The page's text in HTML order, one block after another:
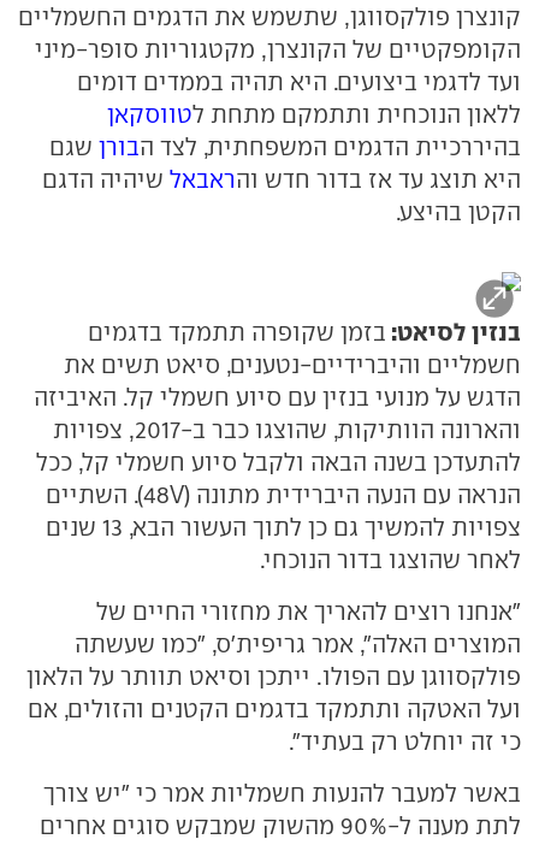
קונצרן פולקסווגן, שתשמש את הדגמים החשמליים
הקומפקטיים של הקונצרן, מקטגוריות סופר-מיני
ועד לדגמי ביצועים. היא תהיה בממדים דומים
ללאון הנוכחית ותתמקם מתחת לטווסקאן
בהיררכיית הדגמים המשפחתית, לצד הבורן שגם
היא תוצג עד אז בדור חדש והראבאל שיהיה הדגם
הקטן בהיצע.
בנזין לסיאט: בזמן שקופרה תתמקד בדגמים
חשמליים והיברידיים-נטענים, סיאט תשים את
הדגש על מנועי בנזין עם סיוע חשמלי קל. האיביזה
והארונה הוותיקות, שהוצגו כבר ב-2017, צפויות
להתעדכן בשנה הבאה ולקבל סיוע חשמלי קל, ככל
הנראה עם הנעה היברידית מתונה (48V). השתיים
צפויות להמשיך גם כן לתוך העשור הבא, 13 שנים
לאחר שהוצגו בדור הנוכחי.
"אנחנו רוצים להאריך את מחזורי החיים של
המוצרים האלה", אמר גריפית'ס, "כמו שעשתה
פולקסווגן עם הפולו. ייתכן וסיאט תוותר על הלאון
ועל האטקה ותתמקד בדגמים הקטנים והזולים, אם
כי זה יוחלט רק בעתיד".
באשר למעבר להנעות חשמליות אמר כי "יש צורך
לתת מענה ל-90% מהשוק שמבקש סוגים אחרים